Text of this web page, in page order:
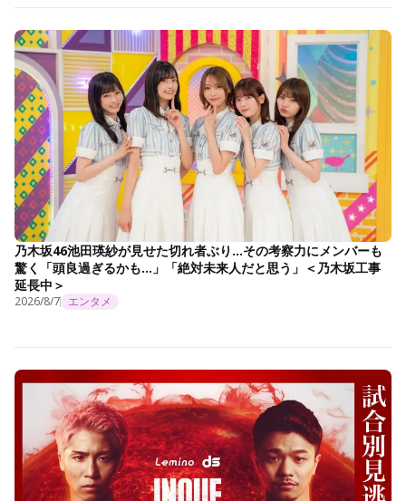
乃木坂46池田瑛紗が見せた切れ者ぶり…その考察力にメンバーも
驚く「頭良過ぎるかも…」「絶対未来人だと思う」＜乃木坂工事
延長中＞
2026/8/7 エンタメ